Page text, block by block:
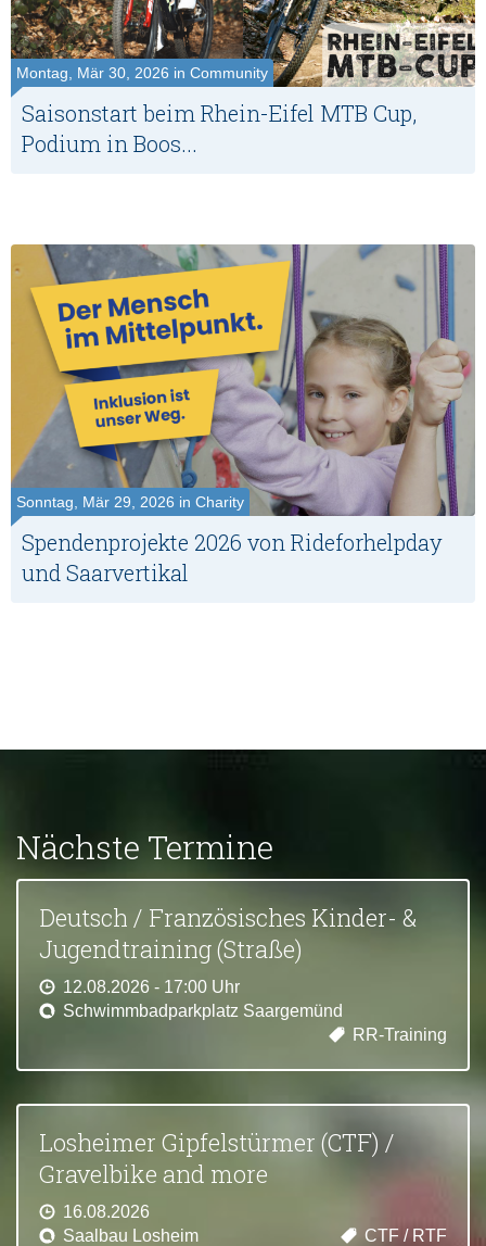
Montag, Mär 30, 2026 in Community
Saisonstart beim Rhein-Eifel MTB Cup,
Podium in Boos...
Sonntag, Mär 29, 2026 in Charity
Spendenprojekte 2026 von Rideforhelpday
und Saarvertikal
Nächste Termine
Deutsch / Französisches Kinder- &
Jugendtraining (Straße)
12.08.2026 - 17:00 Uhr
Schwimmbadparkplatz Saargemünd
RR-Training
Losheimer Gipfelstürmer (CTF) /
Gravelbike and more
16.08.2026
Saalbau Losheim
CTF / RTF